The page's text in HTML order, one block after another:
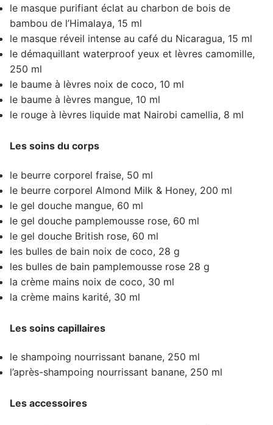
le masque purifiant éclat au charbon de bois de
bambou de l’Himalaya, 15 ml
le masque réveil intense au café du Nicaragua, 15 ml
le démaquillant waterproof yeux et lèvres camomille,
250 ml
le baume à lèvres noix de coco, 10 ml
le baume à lèvres mangue, 10 ml
le rouge à lèvres liquide mat Nairobi camellia, 8 ml
Les soins du corps
le beurre corporel fraise, 50 ml
le beurre corporel Almond Milk & Honey, 200 ml
le gel douche mangue, 60 ml
le gel douche pamplemousse rose, 60 ml
le gel douche British rose, 60 ml
les bulles de bain noix de coco, 28 g
les bulles de bain pamplemousse rose 28 g
la crème mains noix de coco, 30 ml
la crème mains karité, 30 ml
Les soins capillaires
le shampoing nourrissant banane, 250 ml
l’après-shampoing nourrissant banane, 250 ml
Les accessoires